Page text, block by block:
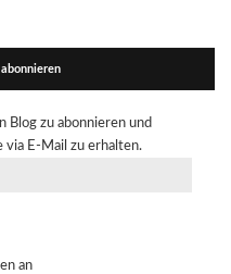
Blog zu abonnieren und
via E-Mail zu erhalten.
an